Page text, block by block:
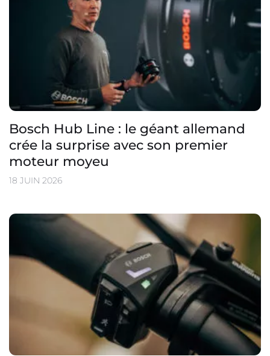
Bosch Hub Line : le géant allemand
crée la surprise avec son premier
moteur moyeu
18 JUIN 2026